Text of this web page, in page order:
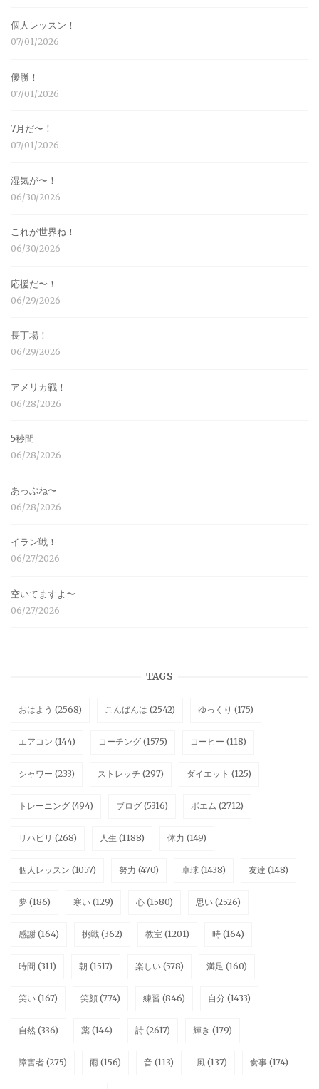
個人レッスン！
07/01/2026
優勝！
07/01/2026
7月だ〜！
07/01/2026
湿気が〜！
06/30/2026
これが世界ね！
06/30/2026
応援だ〜！
06/29/2026
長丁場！
06/29/2026
アメリカ戦！
06/28/2026
5秒間
06/28/2026
あっぶね〜
06/28/2026
イラン戦！
06/27/2026
空いてますよ〜
06/27/2026
TAGS
おはよう (2568) こんばんは (2542) ゆっくり (175)
エアコン (144) コーチング (1575) コーヒー (118)
シャワー (233) ストレッチ (297) ダイエット (125)
トレーニング (494) ブログ (5316) ポエム (2712)
リハビリ (268) 人生 (1188) 体力 (149)
個人レッスン (1057) 努力 (470) 卓球 (1438) 友達 (148)
夢 (186) 寒い (129) 心 (1580) 思い (2526)
感謝 (164) 挑戦 (362) 教室 (1201) 時 (164)
時間 (311) 朝 (1517) 楽しい (578) 満足 (160)
笑い (167) 笑顔 (774) 練習 (846) 自分 (1433)
自然 (336) 薬 (144) 詩 (2617) 輝き (179)
障害者 (275) 雨 (156) 音 (113) 風 (137) 食事 (174)